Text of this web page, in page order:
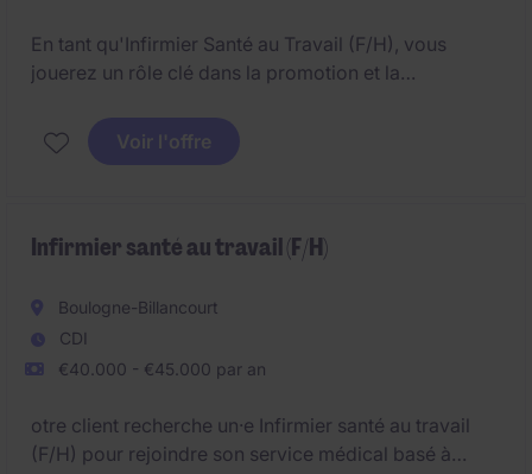
En tant qu'Infirmier Santé au Travail (F/H), vous
jouerez un rôle clé dans la promotion et la
de l'organisation. Ce poste basé à Puteaux exige une
expertise en santé au travail et une capacité à
Voir l'offre
Infirmier santé au travail (F/H)
Boulogne-Billancourt
CDI
€40.000 - €45.000 par an
otre client recherche un·e Infirmier santé au travail
(F/H) pour rejoindre son service médical basé à